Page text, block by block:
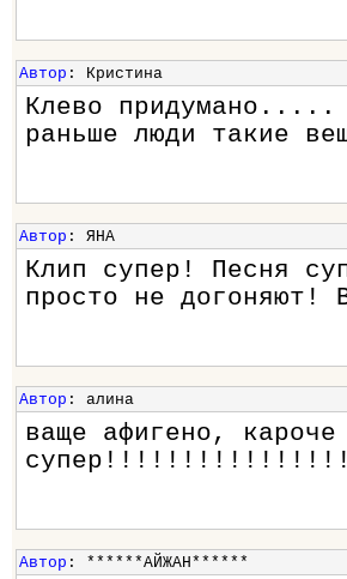
Автор : Кристина
Клево придумано.....
раньше люди такие
Автор : ЯНА
Клип супер! Песня
просто не
Автор : алина
ваще афигено, кароче
Автор : ******АЙЖАН******